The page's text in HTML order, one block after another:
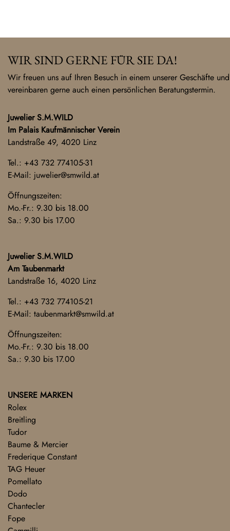
WIR SIND GERNE FÜR SIE DA!
Wir freuen uns auf Ihren Besuch in einem unserer Geschäfte und
vereinbaren gerne auch einen persönlichen Beratungstermin.
Juwelier S.M.WILD
Im Palais Kaufmännischer Verein
Landstraße 49, 4020 Linz
Tel.: +43 732 774105-31
E-Mail: juwelier@smwild.at
Öffnungszeiten:
Mo.-Fr.: 9.30 bis 18.00
Sa.: 9.30 bis 17.00
Juwelier S.M.WILD
Am Taubenmarkt
Landstraße 16, 4020 Linz
Tel.: +43 732 774105-21
E-Mail: taubenmarkt@smwild.at
Öffnungszeiten:
Mo.-Fr.: 9.30 bis 18.00
Sa.: 9.30 bis 17.00
UNSERE MARKEN
Rolex
Breitling
Tudor
Baume & Mercier
Frederique Constant
TAG Heuer
Pomellato
Dodo
Chantecler
Fope